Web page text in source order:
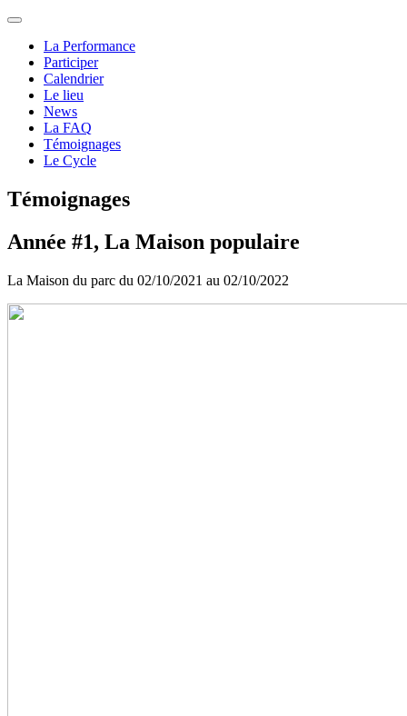
La Performance
Participer
Calendrier
Le lieu
News
La FAQ
Témoignages
Le Cycle
Témoignages
Année #1, La Maison populaire
La Maison du parc du 02/10/2021 au 02/10/2022